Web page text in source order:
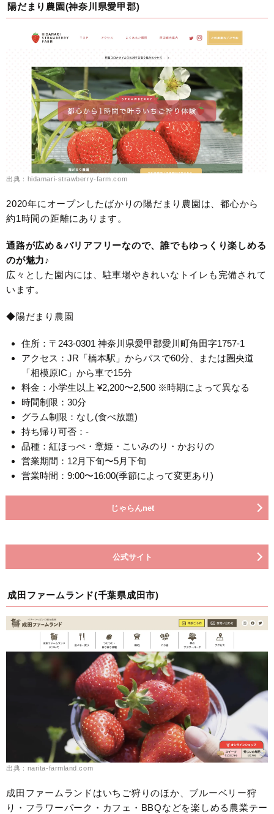
陽だまり農園(神奈川県愛甲郡)
出典：hidamari-strawberry-farm.com
2020年にオープンしたばかりの陽だまり農園は、都心から
約1時間の距離にあります。
通路が広め＆バリアフリーなので、誰でもゆっくり楽しめる
のが魅力♪
広々とした園内には、駐車場やきれいなトイレも完備されて
います。
◆陽だまり農園
住所：〒243-0301 神奈川県愛甲郡愛川町角田字1757-1
アクセス：JR「橋本駅」からバスで60分、または圏央道
「相模原IC」から車で15分
料金：小学生以上 ¥2,200〜2,500 ※時期によって異なる
時間制限：30分
グラム制限：なし(食べ放題)
持ち帰り可否：-
品種：紅ほっぺ・章姫・こいみのり・かおりの
営業期間：12月下旬〜5月下旬
営業時間：9:00〜16:00(季節によって変更あり)
じゃらんnet
公式サイト
成田ファームランド(千葉県成田市)
出典：narita-farmland.com
成田ファームランドはいちご狩りのほか、ブルーベリー狩
り・フラワーパーク・カフェ・BBQなどを楽しめる農業テー